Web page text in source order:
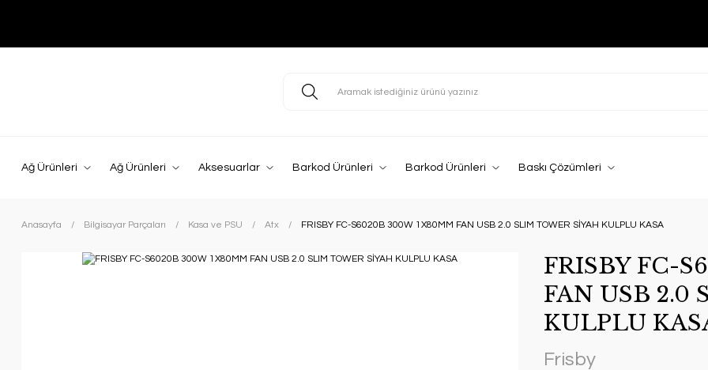
Ağ Ürünleri Ağ Ürünleri Aksesuarlar Barkod Ürünleri Barkod Ürünleri Baskı Çözümleri
Anasayfa Bilgisayar Parçaları Kasa ve PSU Atx FRISBY FC-S6020B 300W 1X80MM FAN USB 2.0 SLIM TOWER SİYAH KULPLU KASA
FRISBY FC-
FAN USB 2.0
KULPLU
Frisby